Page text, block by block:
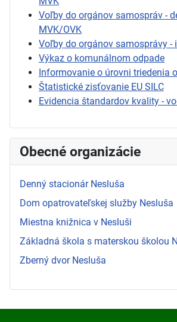
Voľby do orgánov samospráv -
MVK/OVK
Voľby do orgánov samosprávy -
Výkaz o komunálnom odpade
Informovanie o úrovni triedenia
Štatistické zisťovanie EU SILC
Evidencia štandardov kvality -
Obecné organizácie
Denný stacionár Nesluša
Dom opatrovateľskej služby Nesluša
Miestna knižnica v Nesluši
Základná škola s materskou školou
Zberný dvor Nesluša